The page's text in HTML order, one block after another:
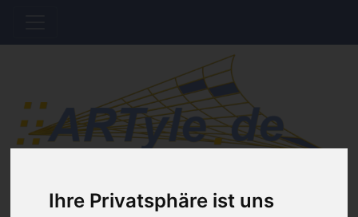
Ihre Privatsphäre ist uns